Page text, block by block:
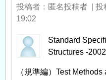
投稿者 匿名投稿者 投
19:02
Standard
Structures -2002
（規準編）Test